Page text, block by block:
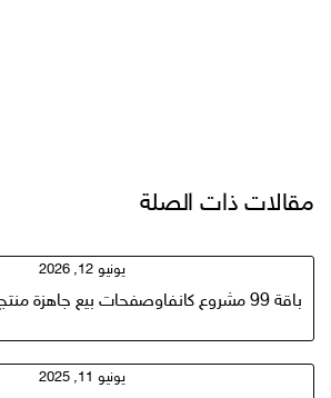
مقالات ذات الصلة
يونيو 12, 2026
باقة 99 مشروع كانفاوصفحات بيع جاهزة منتج رقمي الاكثر مبيعا قابل للاعادة البيع في متجرك الرقمي
يونيو 11, 2025